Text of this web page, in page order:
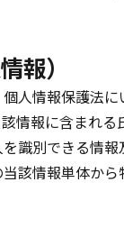
報）
個人情報保護法
情報に含まれ
識別できる情
該情報単体か